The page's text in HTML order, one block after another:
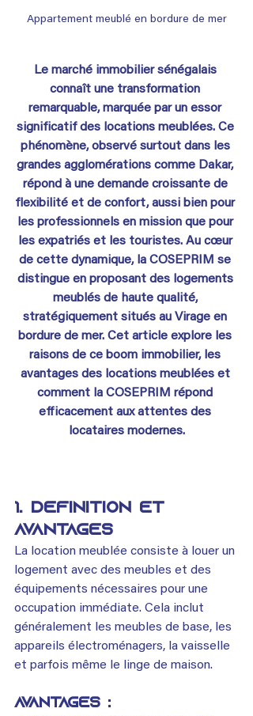
Appartement meublé en bordure de mer
Le marché immobilier sénégalais
connaît une transformation
remarquable, marquée par un essor
significatif des locations meublées. Ce
phénomène, observé surtout dans les
grandes agglomérations comme Dakar,
répond à une demande croissante de
flexibilité et de confort, aussi bien pour
les professionnels en mission que pour
les expatriés et les touristes. Au cœur
de cette dynamique, la COSEPRIM se
distingue en proposant des logements
meublés de haute qualité,
stratégiquement situés au Virage en
bordure de mer. Cet article explore les
raisons de ce boom immobilier, les
avantages des locations meublées et
comment la COSEPRIM répond
efficacement aux attentes des
locataires modernes.
1. Définition et
Avantages
La location meublée consiste à louer un
logement avec des meubles et des
équipements nécessaires pour une
occupation immédiate. Cela inclut
généralement les meubles de base, les
appareils électroménagers, la vaisselle
et parfois même le linge de maison.
Avantages :